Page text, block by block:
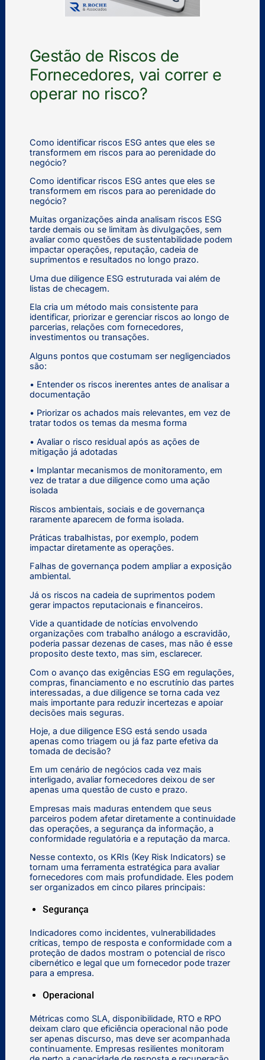
Gestão de Riscos de
Fornecedores, vai correr e
operar no risco?
Como identificar riscos ESG antes que eles se
transformem em riscos para ao perenidade do
negócio?
Como identificar riscos ESG antes que eles se
transformem em riscos para ao perenidade do
negócio?
Muitas organizações ainda analisam riscos ESG
tarde demais ou se limitam às divulgações, sem
avaliar como questões de sustentabilidade podem
impactar operações, reputação, cadeia de
suprimentos e resultados no longo prazo.
Uma due diligence ESG estruturada vai além de
listas de checagem.
Ela cria um método mais consistente para
identificar, priorizar e gerenciar riscos ao longo de
parcerias, relações com fornecedores,
investimentos ou transações.
Alguns pontos que costumam ser negligenciados
são:
• Entender os riscos inerentes antes de analisar a
documentação
• Priorizar os achados mais relevantes, em vez de
tratar todos os temas da mesma forma
• Avaliar o risco residual após as ações de
mitigação já adotadas
• Implantar mecanismos de monitoramento, em
vez de tratar a due diligence como uma ação
isolada
Riscos ambientais, sociais e de governança
raramente aparecem de forma isolada.
Práticas trabalhistas, por exemplo, podem
impactar diretamente as operações.
Falhas de governança podem ampliar a exposição
ambiental.
Já os riscos na cadeia de suprimentos podem
gerar impactos reputacionais e financeiros.
Vide a quantidade de notícias envolvendo
organizações com trabalho análogo a escravidão,
poderia passar dezenas de cases, mas não é esse
proposito deste texto, mas sim, esclarecer.
Com o avanço das exigências ESG em regulações,
compras, financiamento e no escrutínio das partes
interessadas, a due diligence se torna cada vez
mais importante para reduzir incertezas e apoiar
decisões mais seguras.
Hoje, a due diligence ESG está sendo usada
apenas como triagem ou já faz parte efetiva da
tomada de decisão?
Em um cenário de negócios cada vez mais
interligado, avaliar fornecedores deixou de ser
apenas uma questão de custo e prazo.
Empresas mais maduras entendem que seus
parceiros podem afetar diretamente a continuidade
das operações, a segurança da informação, a
conformidade regulatória e a reputação da marca.
Nesse contexto, os KRIs (Key Risk Indicators) se
tornam uma ferramenta estratégica para avaliar
fornecedores com mais profundidade. Eles podem
ser organizados em cinco pilares principais:
Segurança
Indicadores como incidentes, vulnerabilidades
críticas, tempo de resposta e conformidade com a
proteção de dados mostram o potencial de risco
cibernético e legal que um fornecedor pode trazer
para a empresa.
Operacional
Métricas como SLA, disponibilidade, RTO e RPO
deixam claro que eficiência operacional não pode
ser apenas discurso, mas deve ser acompanhada
continuamente. Empresas resilientes monitoram